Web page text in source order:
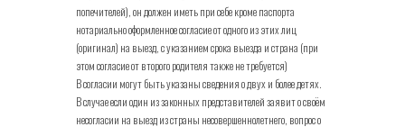
попечителей), он должен иметь при себе кроме паспорта
нотариально оформленное согласие от одного из этих лиц
(оригинал) на выезд, с указанием срока выезда и страна (при
этом согласие от второго родителя также не требуется)
В согласии могут быть указаны сведения о двух и более детях.
В случае если один из законных представителей заявит о своём
несогласии на выезд из страны несовершеннолетнего, вопрос о